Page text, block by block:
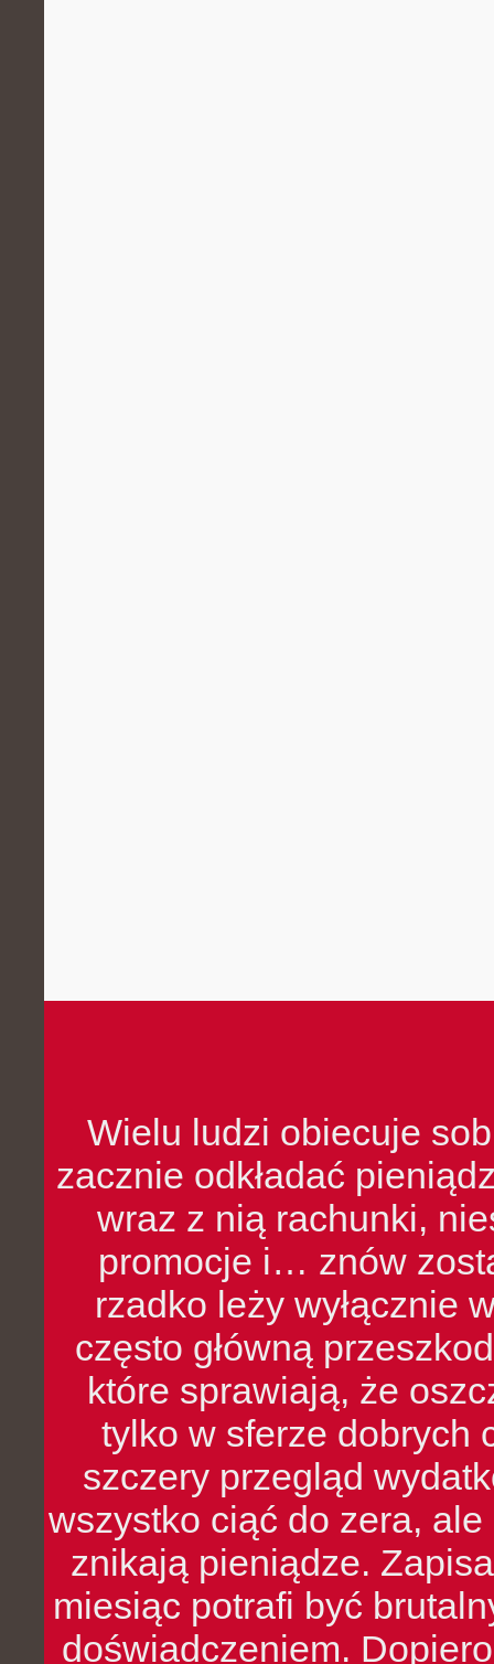
Wielu ludzi obiecuje
zacznie odkładać
wraz z nią rachunki,
promocje i… znów
rzadko leży wyłącznie
często główną
które sprawiają, że
tylko w sferze dobrych
szczery przegląd
wszystko ciąć do zera,
znikają pieniądze.
miesiąc potrafi być
doświadczeniem.